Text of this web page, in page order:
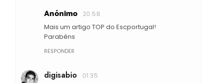
Anónimo 20:58
Mais um artigo TOP do Escportugal!
Parabéns
RESPONDER
digisabio 01:35